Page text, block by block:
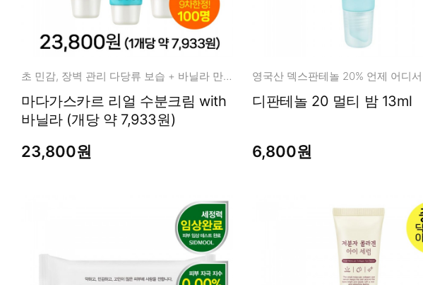
초 민감, 장벽 관리 다당류 보습 + 바닐라 만남
마다가스카르 리얼 수분크림 with
바닐라 (개당 약 7,933원)
23,800원
디판테놀 20 멀티 밤 13ml
6,800원